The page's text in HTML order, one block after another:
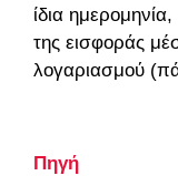
ίδια
της εισφοράς
λογαριασμού
Πηγή